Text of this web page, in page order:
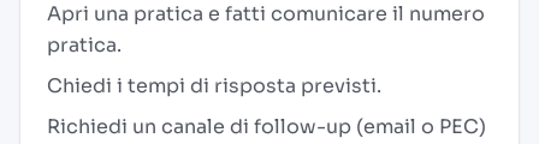
Apri una pratica e fatti comunicare il numero
pratica.
Chiedi i tempi di risposta previsti.
Richiedi un canale di follow-up (email o PEC)